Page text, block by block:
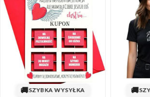
🚚SZYBKA WYSYŁKA 🚚